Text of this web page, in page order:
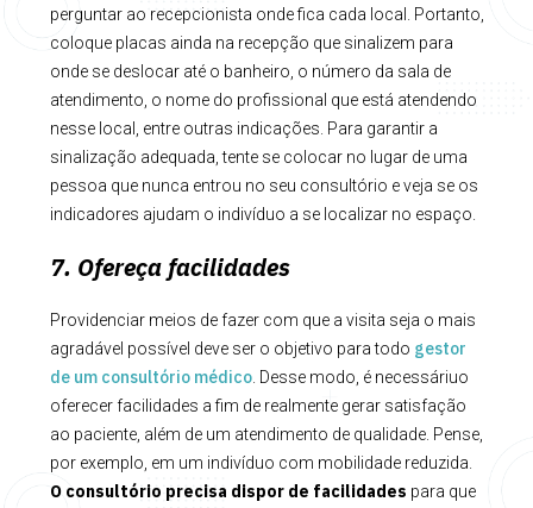
perguntar ao recepcionista onde fica cada local. Portanto,
coloque placas ainda na recepção que sinalizem para
onde se deslocar até o banheiro, o número da sala de
atendimento, o nome do profissional que está atendendo
nesse local, entre outras indicações. Para garantir a
sinalização adequada, tente se colocar no lugar de uma
pessoa que nunca entrou no seu consultório e veja se os
indicadores ajudam o indivíduo a se localizar no espaço.
7. Ofereça facilidades
Providenciar meios de fazer com que a visita seja o mais
agradável possível deve ser o objetivo para todo gestor
de um consultório médico. Desse modo, é necessáriuo
oferecer facilidades a fim de realmente gerar satisfação
ao paciente, além de um atendimento de qualidade. Pense,
por exemplo, em um indivíduo com mobilidade reduzida.
O consultório precisa dispor de facilidades para que